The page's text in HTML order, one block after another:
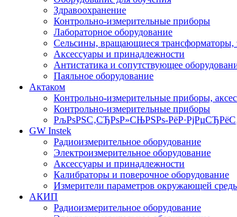
Здравоохранение
Контрольно-измерительные приборы
Лабораторное оборудование
Сельсины, вращающиеся трансформаторы,
Аксессуары и принадлежности
Антистатика и сопутствующее
Паяльное оборудование
Актаком
Контрольно-измерительные приборы,
Контрольно-измерительные приборы
РљРѕРЅС‚СЂРѕР»СЊРЅРѕ-
GW Instek
Радиоизмерительное оборудование
Электроизмерительное оборудование
Аксессуары и принадлежности
Калибраторы и поверочное оборудование
Измерители параметров окружающей
АКИП
Радиоизмерительное оборудование